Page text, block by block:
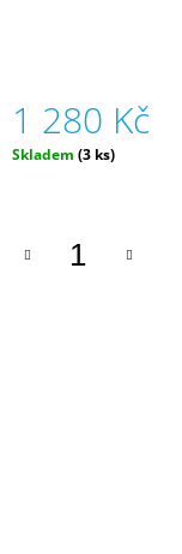
1 280 Kč
Měrná
Skladem (3 ks)
ZIPSTRING
ORIGINAL
-
610